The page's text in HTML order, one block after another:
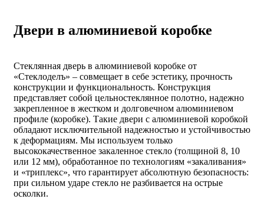
Двери в алюминиевой коробке
Стеклянная дверь в алюминиевой коробке от
«Стеклоделъ» – совмещает в себе эстетику, прочность
конструкции и функциональность. Конструкция
представляет собой цельностеклянное полотно, надежно
закрепленное в жестком и долговечном алюминиевом
профиле (коробке). Такие двери с алюминиевой коробкой
обладают исключительной надежностью и устойчивостью
к деформациям. Мы используем только
высококачественное закаленное стекло (толщиной 8, 10
или 12 мм), обработанное по технологиям «закаливания»
и «триплекс», что гарантирует абсолютную безопасность:
при сильном ударе стекло не разбивается на острые
осколки.